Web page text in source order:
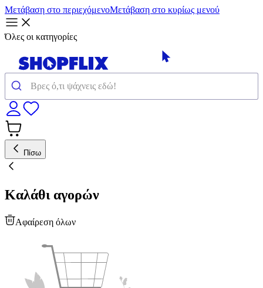
Μετάβαση στο περιεχόμενοΜετάβαση στο κυρίως μενού
Όλες οι κατηγορίες
Πίσω
Καλάθι αγορών
Αφαίρεση όλων